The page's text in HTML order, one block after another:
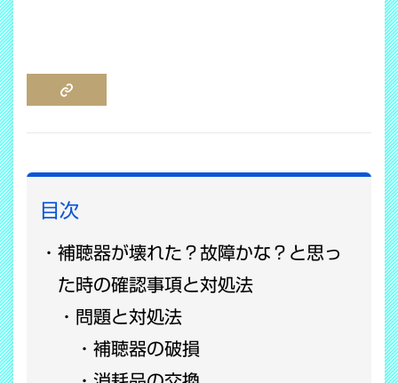
目次
補聴器が壊れた？故障かな？と思っ
た時の確認事項と対処法
問題と対処法
補聴器の破損